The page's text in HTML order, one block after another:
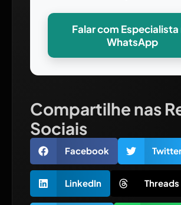
Falar com Especialista
WhatsApp
Compartilhe nas
Sociais
Facebook
LinkedIn Threads